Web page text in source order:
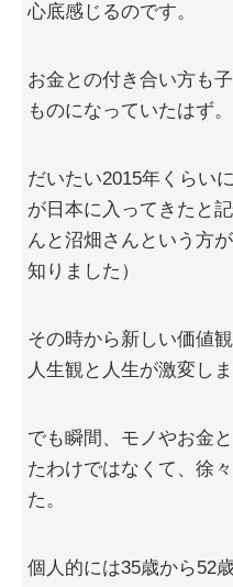
心底感じるのです。
お金との付き合い方も
ものになっていたはず。
だいたい2015年くらい
が日本に入ってきたと
んと沼畑さんという方
知りました）
その時から新しい価値
人生観と人生が激変しま
でも瞬間、モノやお金
たわけではなくて、徐
た。
個人的には35歳から52